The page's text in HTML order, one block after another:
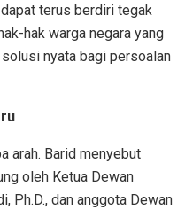
terus berdiri tegak
hak warga negara yang
nyata bagi persoalan
arah. Barid menyebut
oleh Ketua Dewan
Ph.D., dan anggota Dewan